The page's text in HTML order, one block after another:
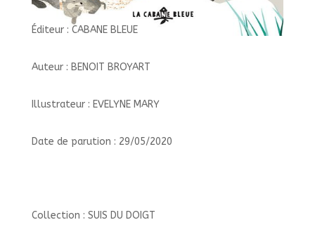
Éditeur : CABANE BLEUE
Auteur : BENOIT BROYART
Illustrateur : EVELYNE MARY
Date de parution : 29/05/2020
Collection : SUIS DU DOIGT